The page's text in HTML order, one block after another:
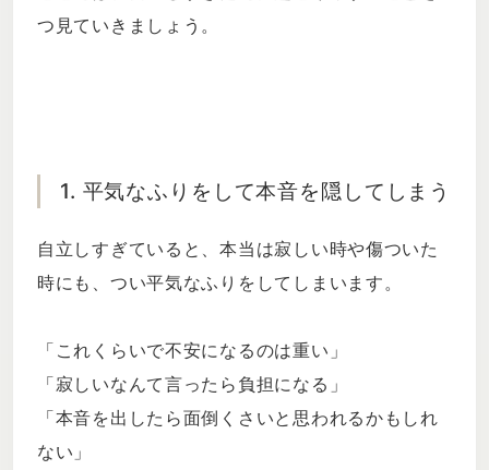
つ見ていきましょう。
1. 平気なふりをして本音を隠してしまう
自立しすぎていると、本当は寂しい時や傷ついた
時にも、つい平気なふりをしてしまいます。
「これくらいで不安になるのは重い」
「寂しいなんて言ったら負担になる」
「本音を出したら面倒くさいと思われるかもしれ
ない」